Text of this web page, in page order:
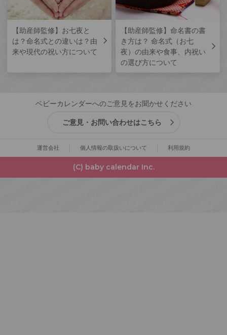
【助産師監修】お七夜と
は？命名式との違いは？由
来や現代の祝い方について
【助産師監修】命名書の書
き方は？ 命名式（お七
夜）の由来や食事、内祝い
の選び方について
ベビーカレンダーへのご意見をお聞かせください
ご意見・お問い合わせはこちら
運営会社 個人情報の取扱いについて 利用規約
(C) baby calendar Inc.